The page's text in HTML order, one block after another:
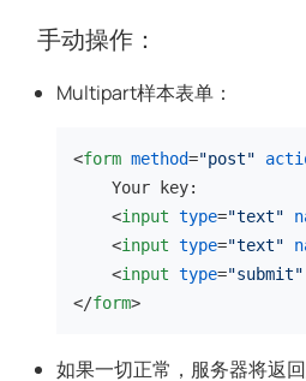
手动操作：
Multipart样本表单：
<form method="post"
    Your key:
<input type="text"
<input type="text"
<input type="submit"
</form>
如果一切正常，服务器将返